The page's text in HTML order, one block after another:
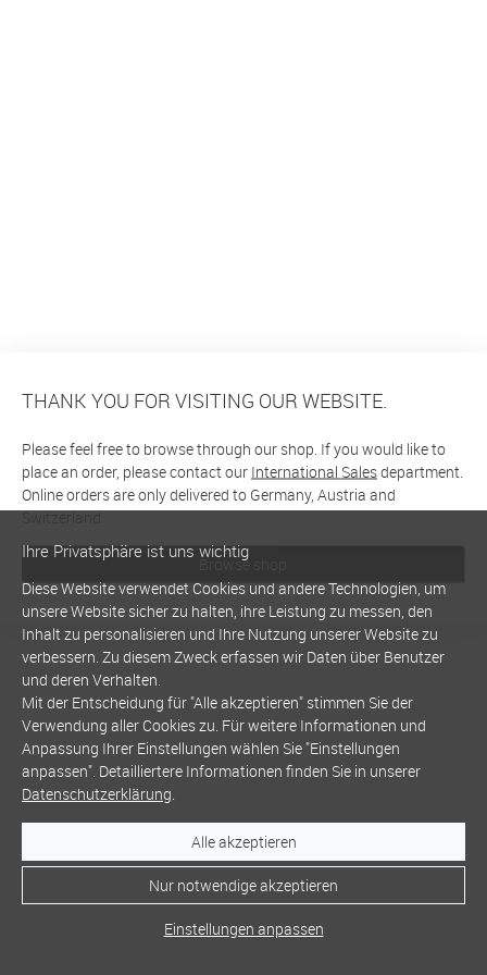
THANK YOU FOR VISITING OUR WEBSITE.
Please feel free to browse through our shop. If you would like to
place an order, please contact our International Salesdepartment.
Online orders are only delivered to Germany, Austria and
Switzerland
Browse shop
Ihre Privatsphäre ist uns wichtig
Diese Website verwendet Cookies und andere Technologien, um
unsere Website sicher zu halten, ihre Leistung zu messen, den
Inhalt zu personalisieren und Ihre Nutzung unserer Website zu
verbessern. Zu diesem Zweck erfassen wir Daten über Benutzer
und deren Verhalten.
Mit der Entscheidung für "Alle akzeptieren" stimmen Sie der
Verwendung aller Cookies zu. Für weitere Informationen und
Anpassung Ihrer Einstellungen wählen Sie "Einstellungen
anpassen". Detailliertere Informationen finden Sie in unserer
Datenschutzerklärung.
Alle akzeptieren
Nur notwendige akzeptieren
Einstellungen anpassen